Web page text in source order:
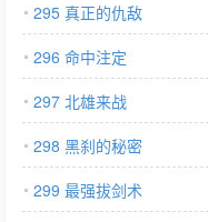
295 真正的仇敌
296 命中注定
297 北雄来战
298 黑刹的秘密
299 最强拔剑术